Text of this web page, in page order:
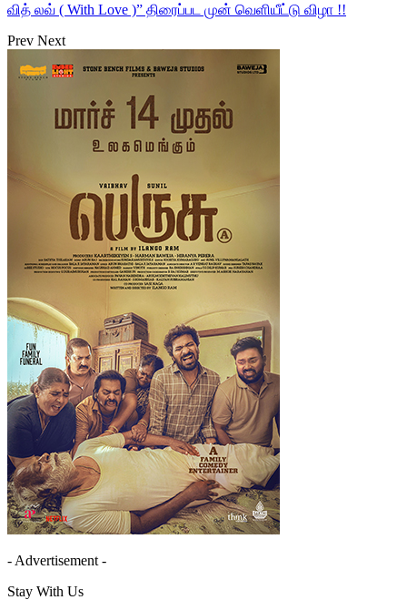
வித் லவ் ( With Love )” திரைப்பட முன் வெளியீட்டு விழா !!
Prev Next
- Advertisement -
Stay With Us